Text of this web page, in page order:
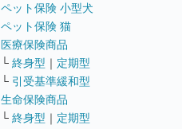
ペット保険 小型犬
ペット保険 猫
医療保険商品
└ 終身型 ｜ 定期型
└ 引受基準緩和型
生命保険商品
└ 終身型 ｜ 定期型